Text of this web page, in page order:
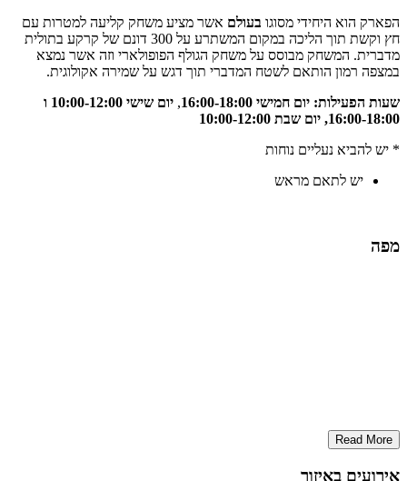
הפארק הוא היחידי מסוגו בעולם אשר מציע משחק קליעה למטרות עם
חץ וקשת תוך הליכה במקום המשתרע על 300 דונם של קרקע בתולית
מדברית. המשחק מבוסס על משחק הגולף הפופולארי וזה אשר נמצא
במצפה רמון הותאם לשטח המדברי תוך דגש על שמירה אקולוגית.
שעות הפעילות: יום חמישי 16:00-18:00 ,
יום שישי 10:00-12:00 ו
16:00-18:00, יום שבת 10:00-12:00
* יש להביא נעליים נוחות
יש לתאם מראש
מפה
Read More
אירועים באיזור